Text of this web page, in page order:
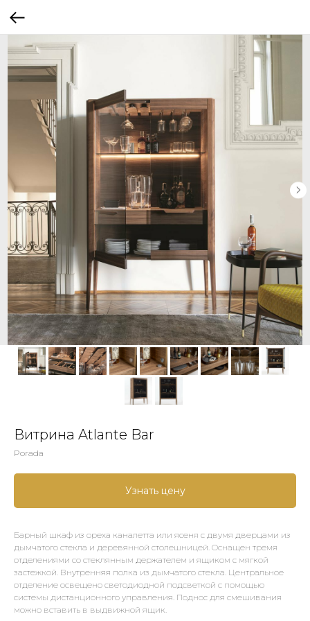
Витрина Atlante Bar
Porada
Узнать цену
Барный шкаф из ореха каналетта или ясеня с двумя дверцами из
дымчатого стекла и деревянной столешницей. Оснащен тремя
отделениями со стеклянным держателем и ящиком с мягкой
застежкой. Внутренняя полка из дымчатого стекла. Центральное
отделение освещено светодиодной подсветкой с помощью
системы дистанционного управления. Поднос для смешивания
можно вставить в выдвижной ящик.